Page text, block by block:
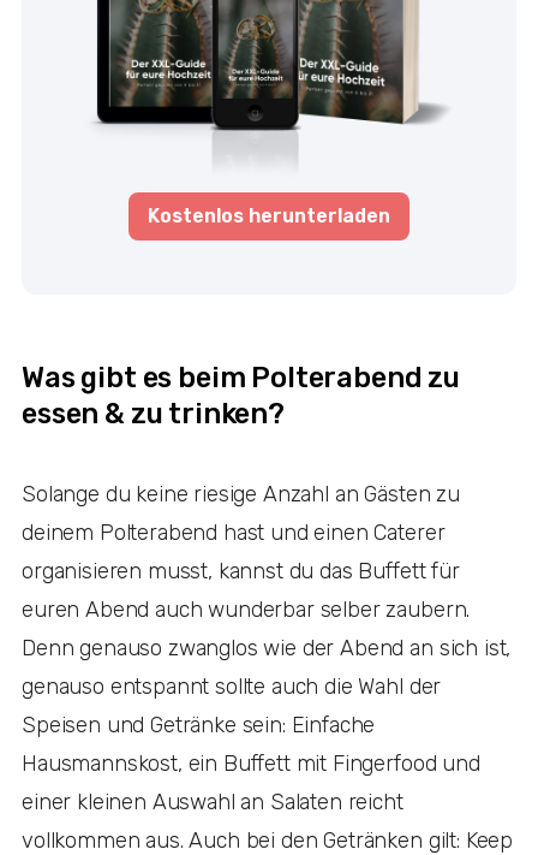
Kostenlos herunterladen
Was gibt es beim Polterabend zu
essen & zu trinken?
Solange du keine riesige Anzahl an Gästen zu
deinem Polterabend hast und einen Caterer
organisieren musst, kannst du das Buffett für
euren Abend auch wunderbar selber zaubern.
Denn genauso zwanglos wie der Abend an sich ist,
genauso entspannt sollte auch die Wahl der
Speisen und Getränke sein: Einfache
Hausmannskost, ein Buffett mit Fingerfood und
einer kleinen Auswahl an Salaten reicht
vollkommen aus. Auch bei den Getränken gilt: Keep